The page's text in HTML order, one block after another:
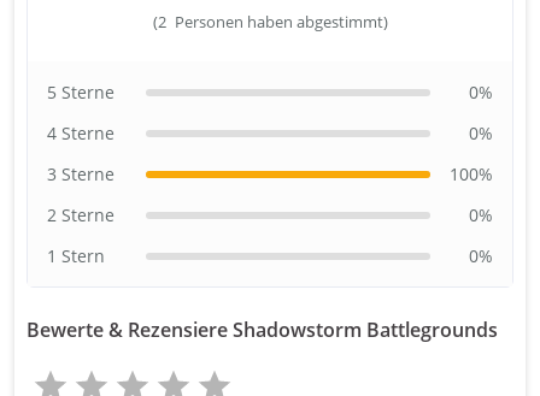
(2 Personen haben abgestimmt)
5 Sterne 0%
4 Sterne
0%
3 Sterne
100%
2 Sterne
0%
1 Stern
0%
Bewerte & Rezensiere Shadowstorm Battlegrounds